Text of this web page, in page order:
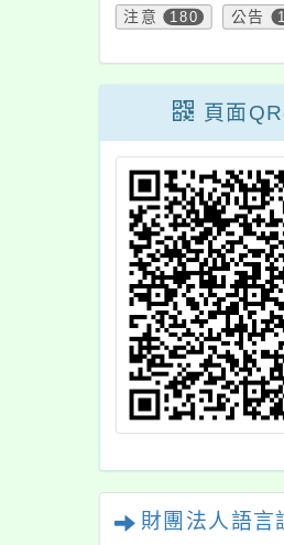
注意 180 公告
頁面
財團法人語言
分級能力測驗
才培